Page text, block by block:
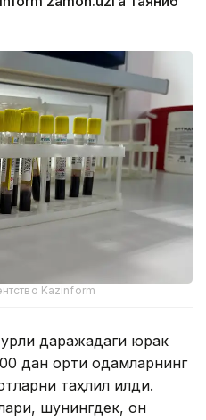
Kazinform
турли даражадаги юрак
дан ортиқ одамларнинг
таҳлил қилди.
шунингдек, қон